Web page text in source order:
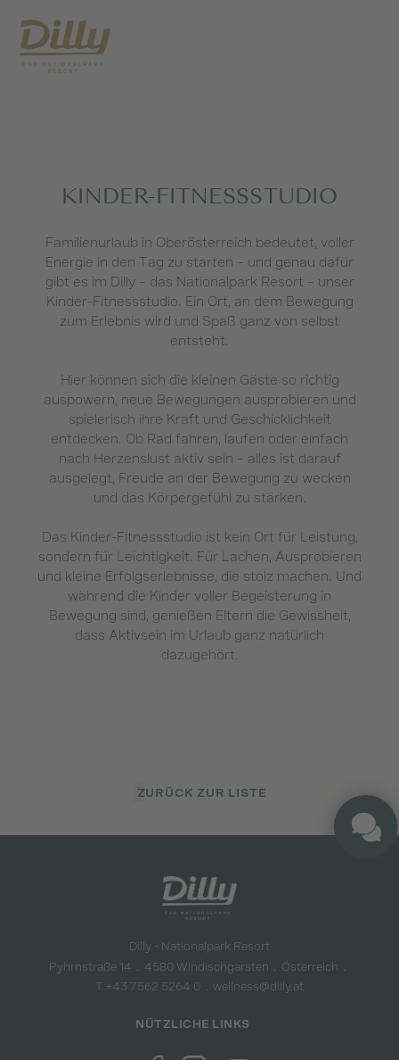
KINDER-FITNESSSTUDIO
Familienurlaub in Oberösterreich bedeutet, voller
Energie in den Tag zu starten – und genau dafür
gibt es im Dilly – das Nationalpark Resort – unser
Kinder-Fitnessstudio. Ein Ort, an dem Bewegung
zum Erlebnis wird und Spaß ganz von selbst
entsteht.
Hier können sich die kleinen Gäste so richtig
auspowern, neue Bewegungen ausprobieren und
spielerisch ihre Kraft und Geschicklichkeit
entdecken. Ob Rad fahren, laufen oder einfach
nach Herzenslust aktiv sein – alles ist darauf
ausgelegt, Freude an der Bewegung zu wecken
und das Körpergefühl zu stärken.
Das Kinder-Fitnessstudio ist kein Ort für Leistung,
sondern für Leichtigkeit. Für Lachen, Ausprobieren
und kleine Erfolgserlebnisse, die stolz machen. Und
während die Kinder voller Begeisterung in
Bewegung sind, genießen Eltern die Gewissheit,
dass Aktivsein im Urlaub ganz natürlich
dazugehört.
ZURÜCK ZUR LISTE
Dilly - Nationalpark Resort
Pyhrnstraße 14
4580 Windischgarsten
Österreich
T +43 7562 5264 0
wellness@dilly.at
NÜTZLICHE LINKS